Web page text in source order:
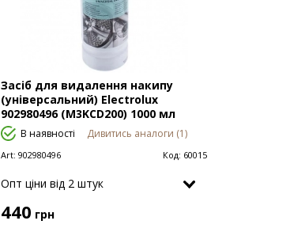
Засіб для видалення накипу
(універсальний) Electrolux
902980496 (M3KCD200) 1000 мл
В наявності Дивитись аналоги (1)
Art: 902980496 Код: 60015
Опт цiни від 2 штук
440 грн